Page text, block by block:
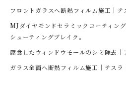
フロントガラスへ断熱フィルム施工｜テ
MJダイヤモンドセラミックコーティン
シューティングブレイク。
腐食したウィンドウモールのシミ除去｜
ガラス全面へ断熱フィルム施工｜テスラ